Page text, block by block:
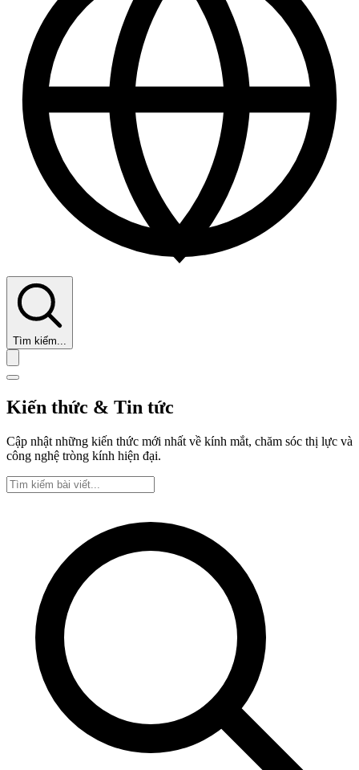
Tìm kiếm...
Kiến thức & Tin tức
Cập nhật những kiến thức mới nhất về kính mắt, chăm sóc thị lực và
công nghệ tròng kính hiện đại.